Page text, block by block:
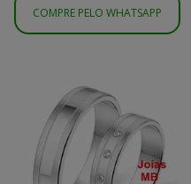
COMPRE PELO WHATSAPP